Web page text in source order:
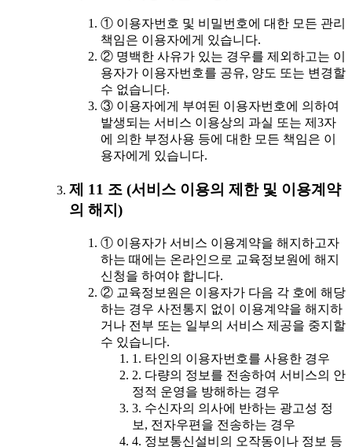
① 이용자번호 및 비밀번호에 대한 모든 관리
책임은 이용자에게 있습니다.
② 명백한 사유가 있는 경우를 제외하고는 이
용자가 이용자번호를 공유, 양도 또는 변경할
수 없습니다.
③ 이용자에게 부여된 이용자번호에 의하여
발생되는 서비스 이용상의 과실 또는 제3자
에 의한 부정사용 등에 대한 모든 책임은 이
용자에게 있습니다.
제 11 조 (서비스 이용의 제한 및 이용계약
의 해지)
① 이용자가 서비스 이용계약을 해지하고자
하는 때에는 온라인으로 교육정보원에 해지
신청을 하여야 합니다.
② 교육정보원은 이용자가 다음 각 호에 해당
하는 경우 사전통지 없이 이용계약을 해지하
거나 전부 또는 일부의 서비스 제공을 중지할
수 있습니다.
1. 타인의 이용자번호를 사용한 경우
2. 다량의 정보를 전송하여 서비스의 안
정적 운영을 방해하는 경우
3. 수신자의 의사에 반하는 광고성 정
보, 전자우편을 전송하는 경우
4. 정보통신설비의 오작동이나 정보 등